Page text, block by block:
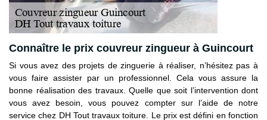
Connaître le prix couvreur zingueur à Guincourt
Si vous avez des projets de zinguerie à réaliser, n’hésitez pas à
vous faire assister par un professionnel. Cela vous assure la
bonne réalisation des travaux. Quelle que soit l’intervention dont
vous avez besoin, vous pouvez compter sur l’aide de notre
service chez DH Tout travaux toiture. Le prix est défini en fonction